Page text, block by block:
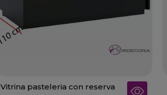
Vitrina pasteleria con reserva